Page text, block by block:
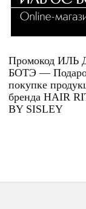
Промокод ИЛЬ
БОТЭ —
покупке
бренда HAIR
BY SISLEY